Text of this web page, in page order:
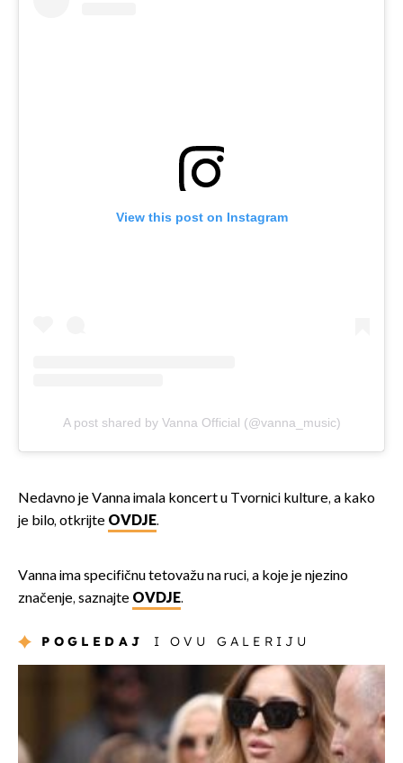
View this post on Instagram
A post shared by Vanna Official (@vanna_music)
Nedavno je Vanna imala koncert u Tvornici kulture, a kako
je bilo, otkrijte OVDJE.
Vanna ima specifičnu tetovažu na ruci, a koje je njezino
značenje, saznajte OVDJE.
POGLEDAJ I OVU GALERIJU